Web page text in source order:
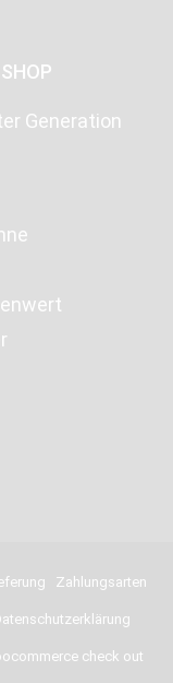
Generation
Zahlungsarten
check out